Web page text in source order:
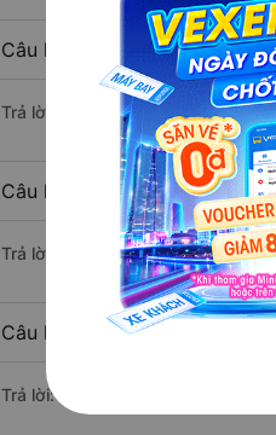
Câu hỏi: Mỗi ngày có bao
Trả lời: Trung bình mỗi ngày có
Câu hỏi: Nhà xe đi Cà Mau
Trả lời: Chuyến xe có giờ xuất
Câu hỏi: Nhà xe đi Nhơn
Trả lời: Chuyến xe có giờ xuất